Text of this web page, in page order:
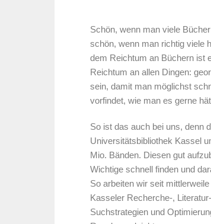
Schön, wenn man viele
schön, wenn man richtig viele
dem Reichtum an Büchern ist
Reichtum an allen Dingen:
sein, damit man möglichst
vorfindet, wie man es gerne
So ist das auch bei uns, denn
Universitätsbibliothek Kassel
Mio. Bänden. Diesen gut
Wichtige schnell finden und
So arbeiten wir seit
Kasseler Recherche-,
Suchstrategien und